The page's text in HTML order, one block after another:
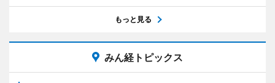
もっと見る
みん経トピックス